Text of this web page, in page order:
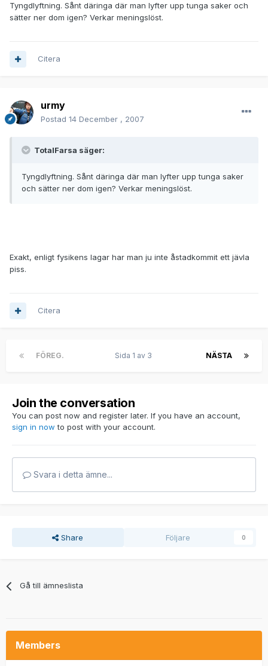
Tyngdlyftning. Sånt däringa där man lyfter upp tunga saker och
sätter ner dom igen? Verkar meningslöst.
Citera
urmy
Postad 14 December , 2007
TotalFarsa säger:
Tyngdlyftning. Sånt däringa där man lyfter upp tunga saker
och sätter ner dom igen? Verkar meningslöst.
Exakt, enligt fysikens lagar har man ju inte åstadkommit ett jävla
piss.
Citera
FÖREG. NÄSTA
Sida 1 av 3
Join the conversation
You can post now and register later. If you have an account,
sign in now to post with your account.
Svara i detta ämne...
Share Följare 0
Gå till ämneslista
Members